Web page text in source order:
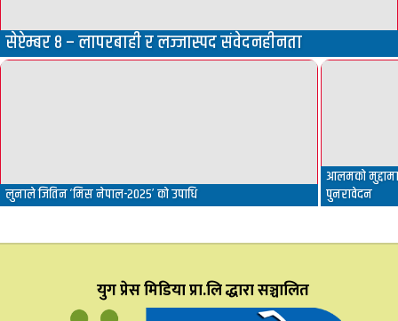
सेप्टेम्बर ८ – लापरबाही र लज्जास्पद संवेदनहीनता
लुनाले जितिन ‘मिस नेपाल-२०२५’ को उपाधि
आलमको
पुनरावेदन
युग प्रेस मिडिया प्रा.लि द्धारा सञ्चालित